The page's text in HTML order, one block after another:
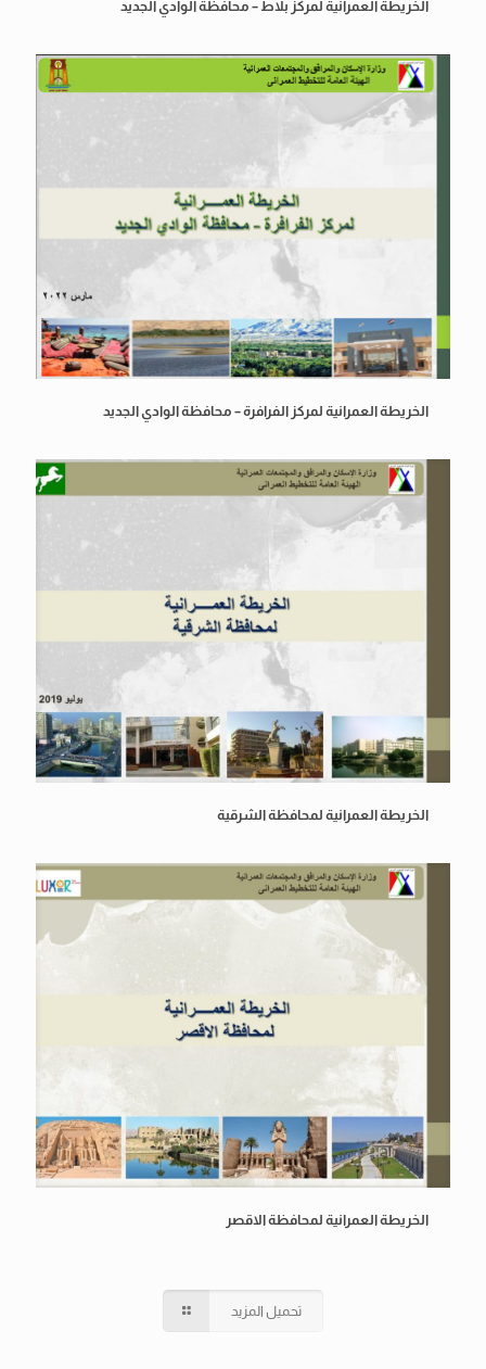
الخريطة العمرانية لمركز بلاط – محافظة الوادي الجديد
الخريطة العمرانية لمركز الفرافرة – محافظة الوادي الجديد
الخريطة العمرانية لمحافظة الشرقية
الخريطة العمرانية لمحافظة الاقصر
تحميل المزيد